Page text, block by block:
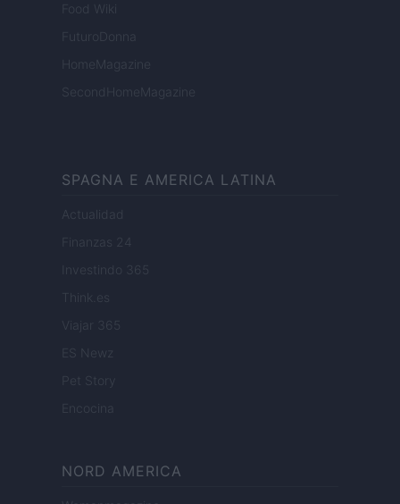
Food Wiki
FuturoDonna
HomeMagazine
SecondHomeMagazine
SPAGNA E AMERICA LATINA
Actualidad
Finanzas 24
Investindo 365
Think.es
Viajar 365
ES Newz
Pet Story
Encocina
NORD AMERICA